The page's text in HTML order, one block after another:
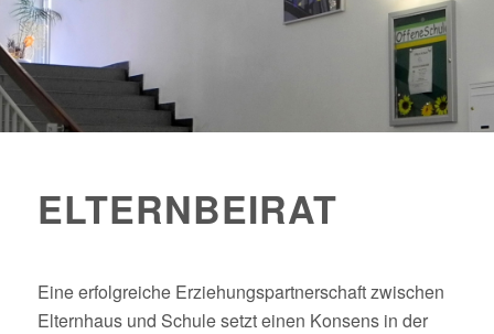
ELTERNBEIRAT
Eine erfolgreiche Erziehungspartnerschaft zwischen
Elternhaus und Schule setzt einen Konsens in der